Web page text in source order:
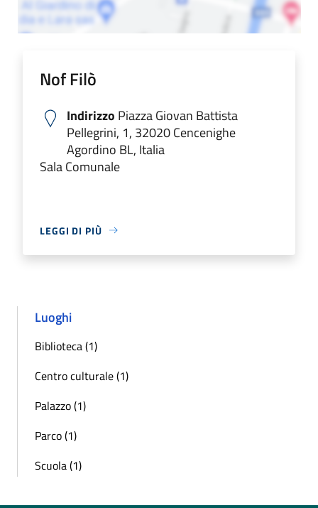
Nof Filò
Indirizzo Piazza Giovan Battista
Pellegrini, 1, 32020 Cencenighe
Agordino BL, Italia
Sala Comunale
LEGGI DI PIÙ
Luoghi
Biblioteca (1)
Centro culturale (1)
Palazzo (1)
Parco (1)
Scuola (1)